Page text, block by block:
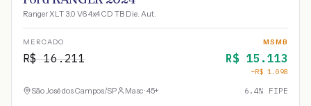
Ranger XLT 3.0 V6 4x4 CD TB Die. Aut.
MERCADO
R$16.211
MSMB
R$ 15.113
−R$ 1.098
São José dos Campos/SP Masc · 45+ 6.4% FIPE